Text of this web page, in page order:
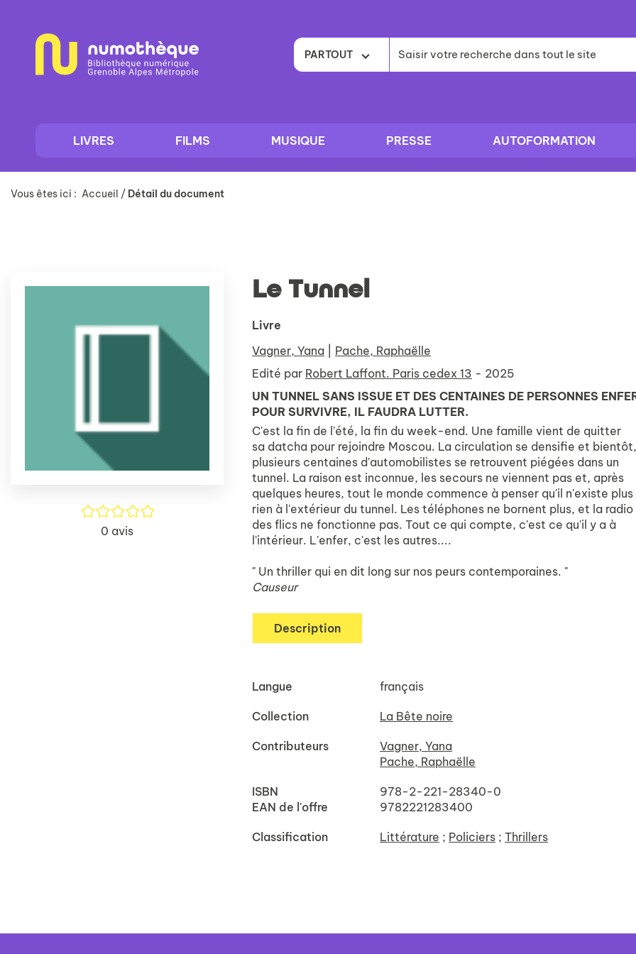
contenu
PARTOUT
LIVRES FILMS MUSIQUE PRESSE AUTOFORMATION
Vous êtes ici : Accueil / Détail du document
/5
0 avis
Le Tunnel
Livre
Vagner, Yana
Pache, Raphaëlle
Edité par Robert Laffont. Paris cedex 13 - 2025
UN TUNNEL SANS ISSUE ET DES CENTAINES DE PERSONNES
POUR SURVIVRE, IL FAUDRA LUTTER.
C'est la fin de l'été, la fin du week-end. Une famille vient de quitter
sa datcha pour rejoindre Moscou. La circulation se densifie et bientôt,
plusieurs centaines d'automobilistes se retrouvent piégées dans un
tunnel. La raison est inconnue, les secours ne viennent pas et, après
quelques heures, tout le monde commence à penser qu'il n'existe plus
rien à l'extérieur du tunnel. Les téléphones ne bornent plus, et la radio
des flics ne fonctionne pas. Tout ce qui compte, c'est ce qu'il y a à
l'intérieur. L'enfer, c'est les autres....
" Un thriller qui en dit long sur nos peurs contemporaines. "
Causeur
Description
Langue français
Collection La Bête noire
Contributeurs
Vagner, Yana
Pache, Raphaëlle
ISBN
978-2-221-28340-0
EAN de l'offre
9782221283400
Classification Littérature ; Policiers ; Thrillers